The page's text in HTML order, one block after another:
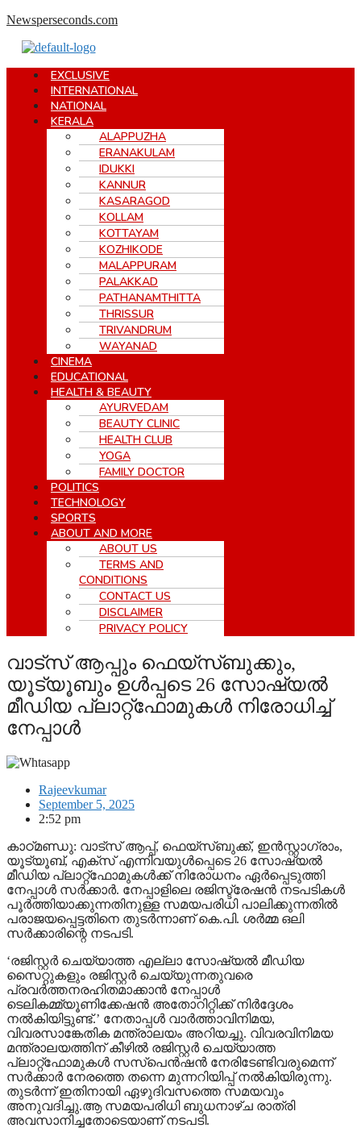
Skip
content
Newsperseconds.com
Menu
EXCLUSIVE
INTERNATIONAL
NATIONAL
KERALA
ALAPPUZHA
ERANAKULAM
IDUKKI
KANNUR
KASARAGOD
KOLLAM
KOTTAYAM
KOZHIKODE
MALAPPURAM
PALAKKAD
PATHANAMTHITTA
THRISSUR
TRIVANDRUM
WAYANAD
CINEMA
EDUCATIONAL
HEALTH & BEAUTY
AYURVEDAM
BEAUTY CLINIC
HEALTH CLUB
YOGA
FAMILY DOCTOR
POLITICS
TECHNOLOGY
SPORTS
ABOUT AND MORE
ABOUT US
TERMS AND
CONDITIONS
CONTACT US
DISCLAIMER
PRIVACY POLICY
വാട്‌സ് ആപ്പും ഫെയ്‌സ്ബുക്കും,
യൂട്യൂബും ഉള്‍പ്പടെ 26 സോഷ്യല്‍
മീഡിയ പ്ലാറ്റ്ഫോമുകള്‍ നിരോധിച്ച്
നേപ്പാള്‍
Rajeevkumar
September 5, 2025
2:52 pm
കാഠ്മണ്ഡു: വാട്‌സ് ആപ്പ്, ഫെയ്‌സ്ബുക്ക്, ഇന്‍സ്റ്റാഗ്രാം,
യൂട്യൂബ്, എക്‌സ് എന്നിവയുള്‍പ്പെടെ 26 സോഷ്യല്‍
മീഡിയ പ്ലാറ്റ്ഫോമുകള്‍ക്ക് നിരോധനം ഏര്‍പ്പെടുത്തി
നേപ്പാള്‍ സര്‍ക്കാര്‍. നേപ്പാളിലെ രജിസ്ട്രേഷന്‍ നടപടികള്‍
പൂര്‍ത്തിയാക്കുന്നതിനുള്ള സമയപരിധി പാലിക്കുന്നതില്‍
പരാജയപ്പെട്ടതിനെ തുടര്‍ന്നാണ് കെ.പി. ശര്‍മ്മ ഒലി
സര്‍ക്കാരിന്റെ നടപടി.
‘രജിസ്റ്റര്‍ ചെയ്യാത്ത എല്ലാ സോഷ്യല്‍ മീഡിയ
സൈറ്റുകളും രജിസ്റ്റര്‍ ചെയ്യുന്നതുവരെ
പ്രവര്‍ത്തനരഹിതമാക്കാന്‍ നേപ്പാള്‍
ടെലികമ്മ്യൂണിക്കേഷന്‍ അതോറിറ്റിക്ക് നിര്‍ദ്ദേശം
നല്‍കിയിട്ടുണ്ട്.’ നേതാപ്പള്‍ വാര്‍ത്താവിനിമയ,
വിവരസാങ്കേതിക മന്ത്രാലയം അറിയച്ചു. വിവരവിനിമയ
മന്ത്രാലയത്തിന് കീഴില്‍ രജിസ്റ്റര്‍ ചെയ്യാത്ത
പ്ലാറ്റ്ഫോമുകള്‍ സസ്പെന്‍ഷന്‍ നേരിടേണ്ടിവരുമെന്ന്
സര്‍ക്കാര്‍ നേരത്തെ തന്നെ മുന്നറിയിപ്പ് നല്‍കിയിരുന്നു.
തുടര്‍ന്ന് ഇതിനായി ഏഴുദിവസത്തെ സമയവും
അനുവദിച്ചു.ആ സമയപരിധി ബുധനാഴ്ച രാത്രി
അവസാനിച്ചതോടെയാണ് നടപടി.